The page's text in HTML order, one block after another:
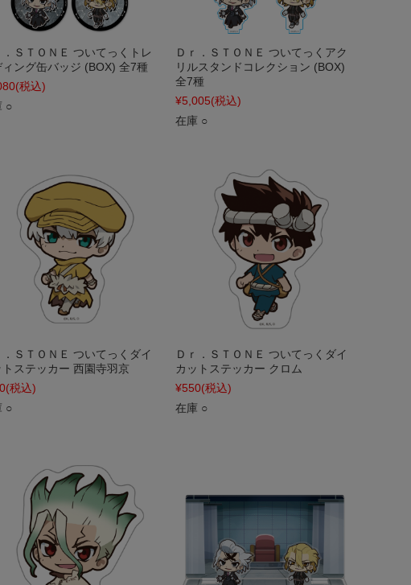
．ＳＴＯＮＥ ついてっくトレ
ィング缶バッジ (BOX) 全7種
(税込)
○
Ｄｒ．ＳＴＯＮＥ ついてっくアク
リルスタンドコレクション (BOX)
全7種
¥5,005(税込)
在庫 ○
．ＳＴＯＮＥ ついてっくダイ
トステッカー 西園寺羽京
(税込)
○
Ｄｒ．ＳＴＯＮＥ ついてっくダイ
カットステッカー クロム
¥550(税込)
在庫 ○